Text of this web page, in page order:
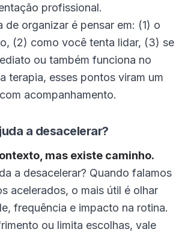
profissional.
de organizar é pensar em: (1) o
(2) como você tenta lidar, (3) se
ou também funciona no
terapia, esses pontos viram um
acompanhamento.
a desacelerar?
mas existe caminho.
a desacelerar? Quando falamos
acelerados, o mais útil é olhar
frequência e impacto na rotina.
ou limita escolhas, vale